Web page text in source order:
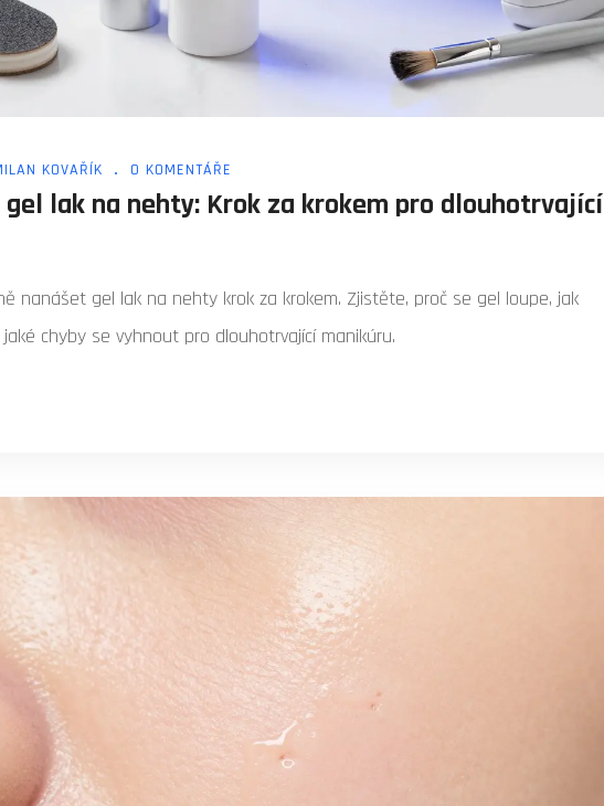
KOVAŘÍK 0 KOMENTÁŘE
lak na nehty: Krok za krokem pro dlouhotrvající
nanášet gel lak na nehty krok za krokem. Zjistěte, proč se gel loupe, jak
chyby se vyhnout pro dlouhotrvající manikúru.